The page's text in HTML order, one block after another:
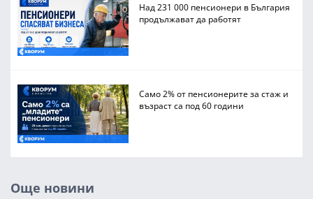
Над 231 000 пенсионери в България
продължават да работят
Само 2% от пенсионерите за стаж и
възраст са под 60 години
Още новини